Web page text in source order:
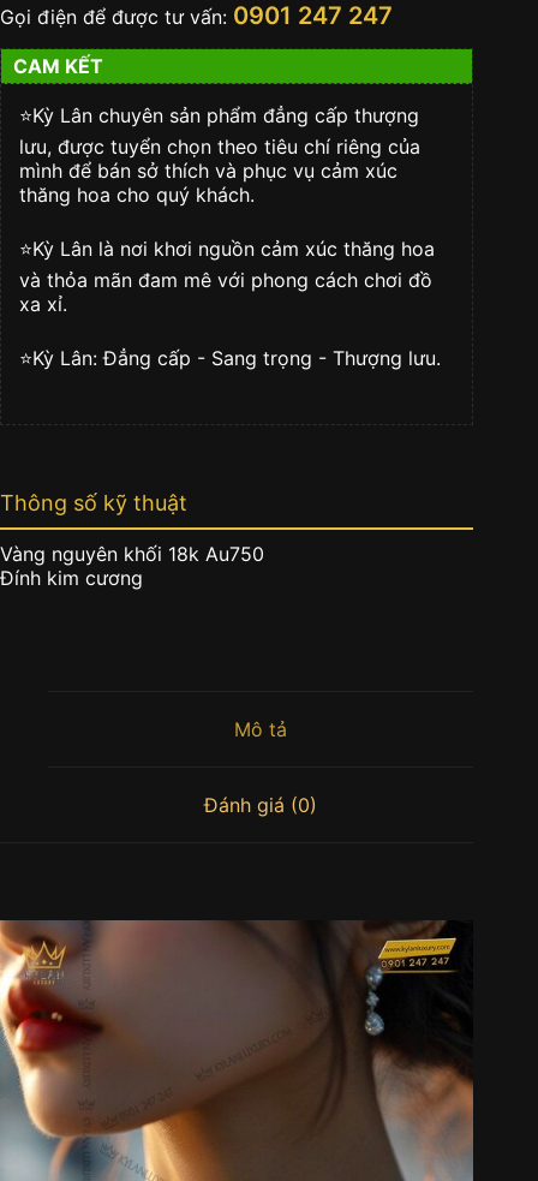
trắng
18k
Au750
đính
kim
cương
số
lượng
Gọi điện để được tư vấn: 0901 247 247
CAM KẾT
⭐️Kỳ Lân chuyên sản phẩm đẳng cấp thượng
lưu, được tuyển chọn theo tiêu chí riêng của
mình để bán sở thích và phục vụ cảm xúc
thăng hoa cho quý khách.
⭐️Kỳ Lân là nơi khơi nguồn cảm xúc thăng hoa
và thỏa mãn đam mê với phong cách chơi đồ
xa xỉ.
⭐️Kỳ Lân: Đẳng cấp - Sang trọng - Thượng lưu.
Thông số kỹ thuật
Vàng nguyên khối 18k Au750
Đính kim cương
Mô tả
Đánh giá (0)